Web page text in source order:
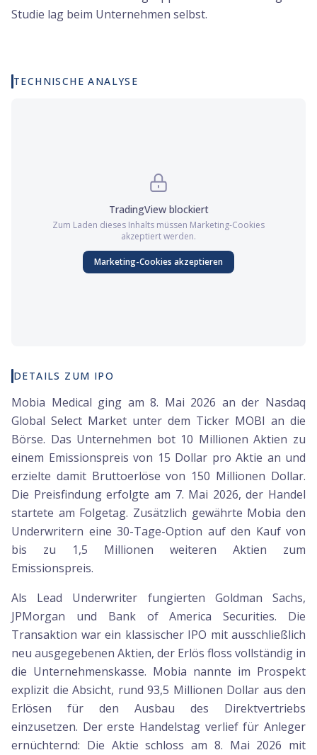
Studie lag beim Unternehmen selbst.
TECHNISCHE ANALYSE
TradingViewblockiert
Zum Laden dieses Inhalts müssen Marketing-Cookies
akzeptiert werden.
Marketing-Cookies akzeptieren
DETAILS ZUM IPO
Mobia Medical ging am 8. Mai 2026 an der Nasdaq
Global Select Market unter dem Ticker MOBI an die
Börse. Das Unternehmen bot 10 Millionen Aktien zu
einem Emissionspreis von 15 Dollar pro Aktie an und
erzielte damit Bruttoerlöse von 150 Millionen Dollar.
Die Preisfindung erfolgte am 7. Mai 2026, der Handel
startete am Folgetag. Zusätzlich gewährte Mobia den
Underwritern eine 30-Tage-Option auf den Kauf von
bis zu 1,5 Millionen weiteren Aktien zum
Emissionspreis.
Als Lead Underwriter fungierten Goldman Sachs,
JPMorgan und Bank of America Securities. Die
Transaktion war ein klassischer IPO mit ausschließlich
neu ausgegebenen Aktien, der Erlös floss vollständig in
die Unternehmenskasse. Mobia nannte im Prospekt
explizit die Absicht, rund 93,5 Millionen Dollar aus den
Erlösen für den Ausbau des Direktvertriebs
einzusetzen. Der erste Handelstag verlief für Anleger
ernüchternd: Die Aktie schloss am 8. Mai 2026 mit